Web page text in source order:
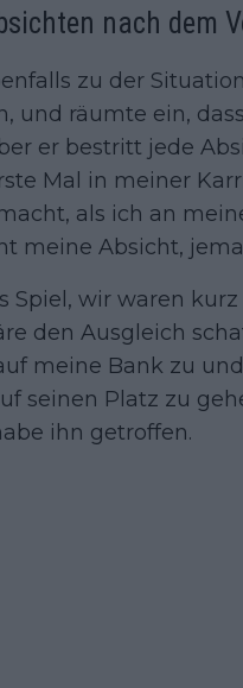
nach dem
zu der
und räumte ein,
er bestritt jede
Mal in meiner
als ich an
meine Absicht,
Spiel, wir waren
den Ausgleich
meine Bank zu
seinen Platz zu
ihn getroffen.